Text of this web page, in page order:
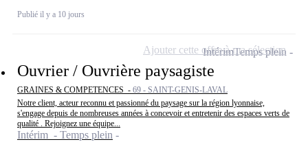
Publié il y a 10 jours
Ouvrier / Ouvrière paysagiste
GRAINES & COMPETENCES - 69 - SAINT-GENIS-LAVAL
Notre client, acteur reconnu et passionné du paysage sur la région lyonnaise,
s'engage depuis de nombreuses années à concevoir et entretenir des espaces verts de
qualité . Rejoignez une équipe...
Intérim - Temps plein
IntérimTemps plein
Ajouter cette offre à ma sélection